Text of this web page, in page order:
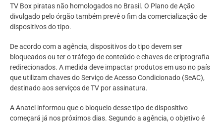
TV Box piratas não homologados no Brasil. O Plano de Ação
divulgado pelo órgão também prevê o fim da comercialização de
dispositivos do tipo.
De acordo com a agência, dispositivos do tipo devem ser
bloqueados ou ter o tráfego de conteúdo e chaves de criptografia
redirecionados. A medida deve impactar produtos em uso no país
que utilizam chaves do Serviço de Acesso Condicionado (SeAC),
destinado aos serviços de TV por assinatura.
A Anatel informou que o bloqueio desse tipo de dispositivo
começará já nos próximos dias. Segundo a agência, o objetivo é